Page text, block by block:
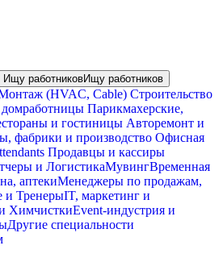
Ищу работниковИщу работников
(HVAC, Cable) Строительство
Парикмахерские,
и гостиницы Авторемонт и
фабрики и производство Офисная
Продавцы и кассиры
и ЛогистикаМувингВременная
аптекиМенеджеры по продажам,
и ТренерыIT, маркетинг и
ХимчисткиEvent-индустрия и
Другие специальности